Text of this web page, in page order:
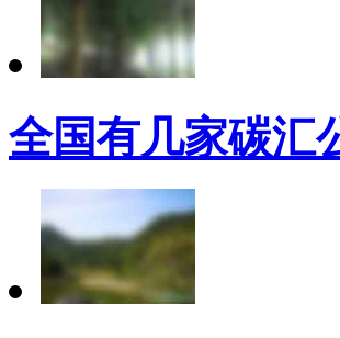
全国有几家碳汇